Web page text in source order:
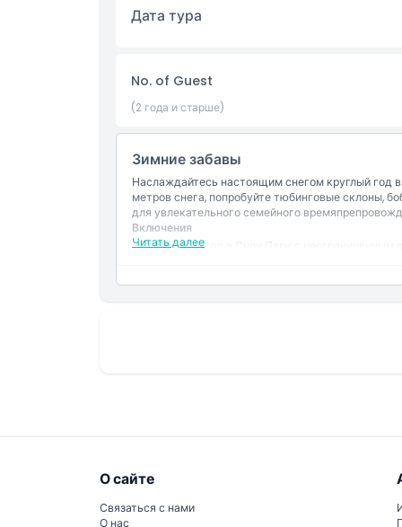
Дата тура
No. of Guest
(2 года и старше)
Зимние забавы
Наслаждайтесь настоящим снегом круглый год
метров снега, попробуйте тюбинговые склоны,
для увлекательного семейного
Читать далее
Включения
Единый вход в Сноу Парк с неограниченным
Зимняя одежда предоставляется: куртка,
О сайте
Связаться с нами
О нас